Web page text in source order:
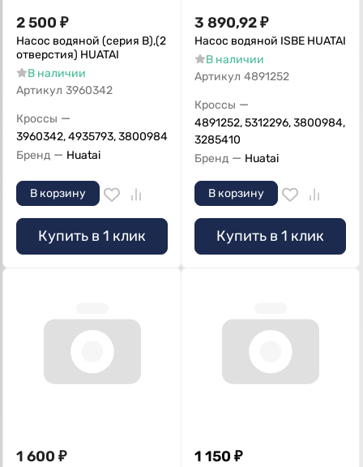
2 500 ₽
Насос водяной (серия В),(2
отверстия) HUATAI
В наличии
Артикул 3960342
Кроссы —
3960342, 4935793, 3800984
Бренд — Huatai
В корзину
Купить в 1 клик
3 890,92₽
Насос водяной ISBE HUATAI
В наличии
Артикул 4891252
Кроссы —
4891252, 5312296, 3800984,
3285410
Бренд — Huatai
В корзину
Купить в 1 клик
1 600 ₽ 1 150 ₽